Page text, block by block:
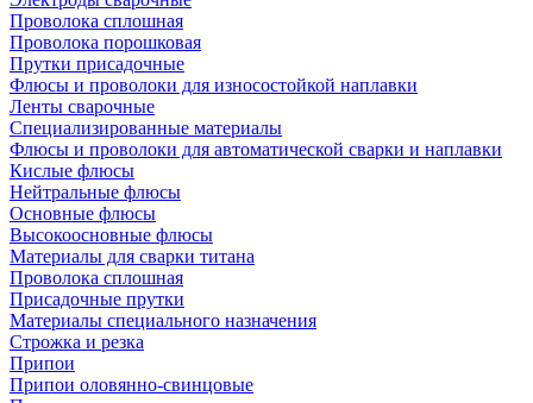
Проволока сплошная
Проволока порошковая
Прутки присадочные
Флюсы и проволоки для износостойкой наплавки
Ленты сварочные
Специализированные материалы
Флюсы и проволоки для автоматической сварки и наплавки
Кислые флюсы
Нейтральные флюсы
Основные флюсы
Высокоосновные флюсы
Материалы для сварки титана
Проволока сплошная
Присадочные прутки
Материалы специального назначения
Строжка и резка
Припои
Припои оловянно-свинцовые